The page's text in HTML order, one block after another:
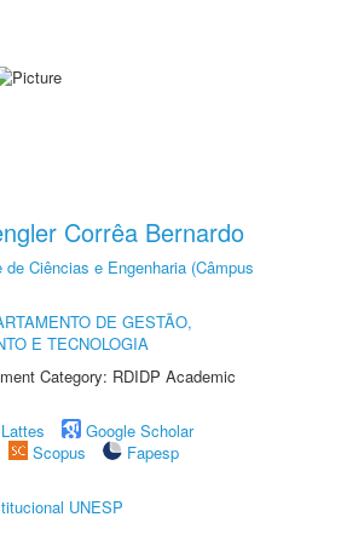
Corrêa Bernardo
de Ciências e Engenharia (Câmpus
DE GESTÃO,
E TECNOLOGIA
Category: RDIDP Academic
Google Scholar
Scopus
Fapesp
UNESP